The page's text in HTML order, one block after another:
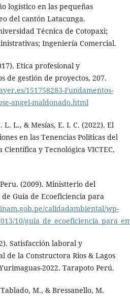
logístico en las pequeñas
del cantón Latacunga.
Técnica de Cotopaxi;
Ingeniería Comercial.
Etica profesional y
de gestión de proyectos, 207.
151758283-Fundamentos-
angel-maldonado.html
L. L., & Mesías, E. I. C. (2022). El
en las Tenencias Políticas del
y Tecnológica VICTEC,
(2009). Ministterio del
Guía de Ecoeficiencia para
calidadambiental/wp-
10/
Satisfacción laboral y
la Constructora Rios & Lagos
2022. Tarapoto Perú.
M., & Bressanello, M.